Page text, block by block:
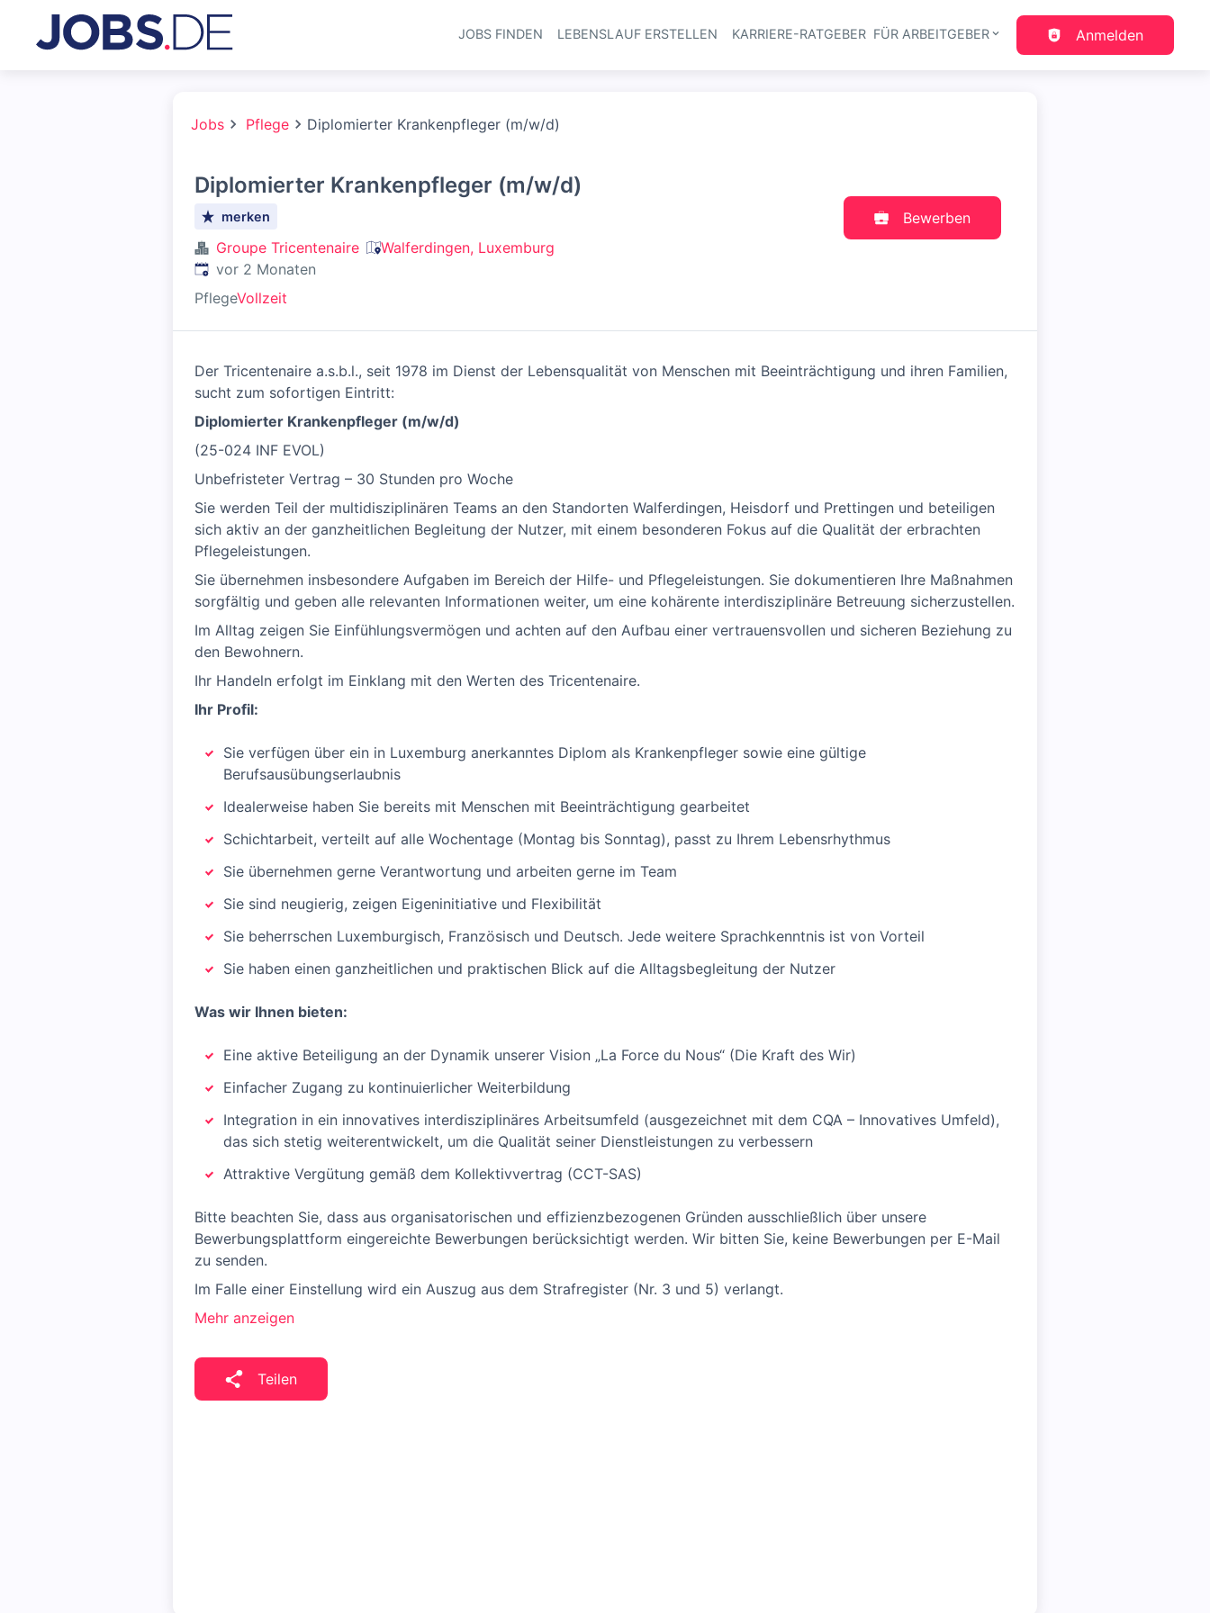
Haupt-Navigation
JOBS FINDEN LEBENSLAUF ERSTELLEN KARRIERE-RATGEBER FÜR ARBEITGEBER Anmelden
Jobs Pflege Diplomierter Krankenpfleger (m/w/d)
Diplomierter Krankenpfleger (m/w/d)
merken
Groupe Tricentenaire
Walferdingen, Luxemburg
Veröffentlicht:
vor 2 Monaten
PflegeVollzeit
Bewerben
Der Tricentenaire a.s.b.l., seit 1978 im Dienst der Lebensqualität von Menschen mit Beeinträchtigung und ihren Familien,
sucht zum sofortigen Eintritt:
Diplomierter Krankenpfleger (m/w/d)
(25-024 INF EVOL)
Unbefristeter Vertrag – 30 Stunden pro Woche
Sie werden Teil der multidisziplinären Teams an den Standorten Walferdingen, Heisdorf und Prettingen und beteiligen
sich aktiv an der ganzheitlichen Begleitung der Nutzer, mit einem besonderen Fokus auf die Qualität der erbrachten
Pflegeleistungen.
Sie übernehmen insbesondere Aufgaben im Bereich der Hilfe- und Pflegeleistungen. Sie dokumentieren Ihre Maßnahmen
sorgfältig und geben alle relevanten Informationen weiter, um eine kohärente interdisziplinäre Betreuung sicherzustellen.
Im Alltag zeigen Sie Einfühlungsvermögen und achten auf den Aufbau einer vertrauensvollen und sicheren Beziehung zu
den Bewohnern.
Ihr Handeln erfolgt im Einklang mit den Werten des Tricentenaire.
Ihr Profil:
Sie verfügen über ein in Luxemburg anerkanntes Diplom als Krankenpfleger sowie eine gültige
Berufsausübungserlaubnis
Idealerweise haben Sie bereits mit Menschen mit Beeinträchtigung gearbeitet
Schichtarbeit, verteilt auf alle Wochentage (Montag bis Sonntag), passt zu Ihrem Lebensrhythmus
Sie übernehmen gerne Verantwortung und arbeiten gerne im Team
Sie sind neugierig, zeigen Eigeninitiative und Flexibilität
Sie beherrschen Luxemburgisch, Französisch und Deutsch. Jede weitere Sprachkenntnis ist von Vorteil
Sie haben einen ganzheitlichen und praktischen Blick auf die Alltagsbegleitung der Nutzer
Was wir Ihnen bieten:
Eine aktive Beteiligung an der Dynamik unserer Vision „La Force du Nous“ (Die Kraft des Wir)
Einfacher Zugang zu kontinuierlicher Weiterbildung
Integration in ein innovatives interdisziplinäres Arbeitsumfeld (ausgezeichnet mit dem CQA – Innovatives Umfeld),
das sich stetig weiterentwickelt, um die Qualität seiner Dienstleistungen zu verbessern
Attraktive Vergütung gemäß dem Kollektivvertrag (CCT-SAS)
Bitte beachten Sie, dass aus organisatorischen und effizienzbezogenen Gründen ausschließlich über unsere
Bewerbungsplattform eingereichte Bewerbungen berücksichtigt werden. Wir bitten Sie, keine Bewerbungen per E-Mail
zu senden.
Im Falle einer Einstellung wird ein Auszug aus dem Strafregister (Nr. 3 und 5) verlangt.
Mehr anzeigen
Teilen